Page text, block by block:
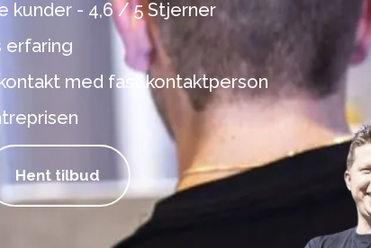
kunder - 4,6 / 5 Stjerner
erfaring
med fast kontaktperson
Hent tilbud